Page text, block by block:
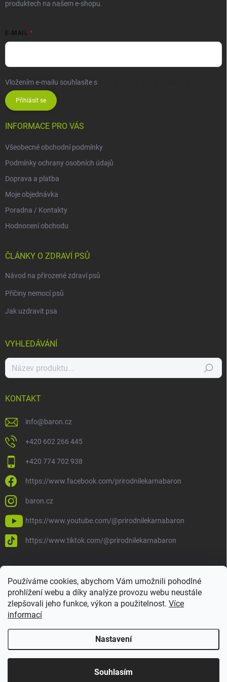
Používáme cookies, abychom Vám umožnili pohodlné
prohlížení webu a díky analýze provozu webu neustále
zlepšovali jeho funkce, výkon a použitelnost. Více
informací
Nastavení
Souhlasím
produktech na našem e-shopu.
E-MAIL
Vložením e-mailu souhlasíte s
Přihlásit se
INFORMACE PRO VÁS
Všeobecné obchodní podmínky
Podmínky ochrany osobních údajů
Doprava a platba
Moje objednávka
Poradna / Kontakty
Hodnocení obchodu
ČLÁNKY O ZDRAVÍ PSŮ
Návod na přirozené zdraví psů
Příčiny nemocí psů
Jak uzdravit psa
VYHLEDÁVÁNÍ
Hledat
KONTAKT
info@baron.cz
+420 602 266 445
+420 774 702 938
https://www.facebook.com/prirodnilekarnabaron
baron.cz
https://www.youtube.com/@prirodnilekarnabaron
https://www.tiktok.com/@prirodnilekarnabaron
Vytvořil Shoptet
. Všechna práva vyhrazena.
cookies